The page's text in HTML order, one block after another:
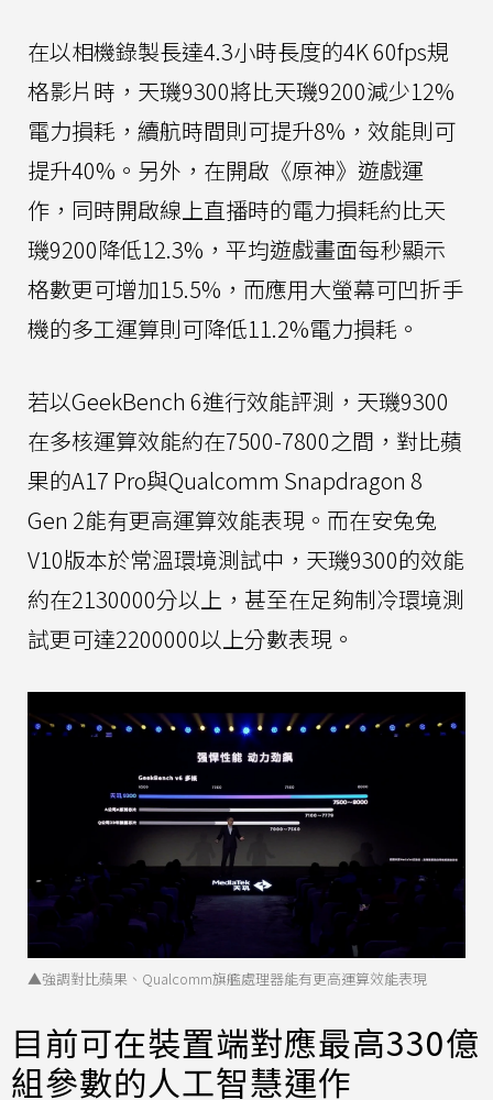
在以相機錄製長達4.3小時長度的4K 60fps規
格影片時，天璣9300將比天璣9200減少12%
電力損耗，續航時間則可提升8%，效能則可
提升40%。另外，在開啟《原神》遊戲運
作，同時開啟線上直播時的電力損耗約比天
璣9200降低12.3%，平均遊戲畫面每秒顯示
格數更可增加15.5%，而應用大螢幕可凹折手
機的多工運算則可降低11.2%電力損耗。
若以GeekBench 6進行效能評測，天璣9300
在多核運算效能約在7500-7800之間，對比蘋
果的A17 Pro與Qualcomm Snapdragon 8
Gen 2能有更高運算效能表現。而在安兔兔
V10版本於常溫環境測試中，天璣9300的效能
約在2130000分以上，甚至在足夠制冷環境測
試更可達2200000以上分數表現。
▲強調對比蘋果、Qualcomm旗艦處理器能有更高運算效能表現
目前可在裝置端對應最高330億
組參數的人工智慧運作